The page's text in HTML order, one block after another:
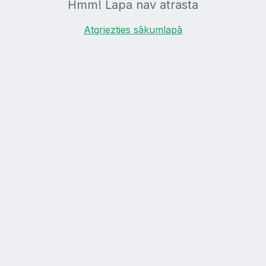
Hmm! Lapa nav atrasta
Atgriezties sākumlapā